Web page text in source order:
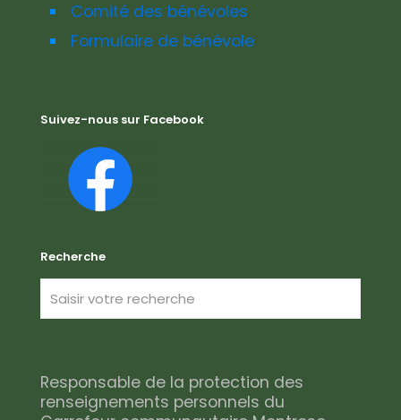
Comité des bénévoles
Formulaire de bénévole
Suivez-nous sur Facebook
Recherche
Responsable de la protection des
renseignements personnels du